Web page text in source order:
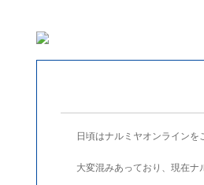
日頃はナルミヤオンラインを
大変混みあっており、現在ナ